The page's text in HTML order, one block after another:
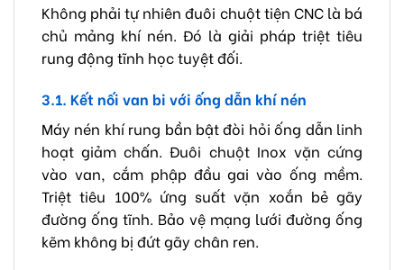
Không phải tự nhiên đuôi chuột tiện CNC là bá
chủ mảng khí nén. Đó là giải pháp triệt tiêu
rung động tĩnh học tuyệt đối.
3.1. Kết nối van bi với ống dẫn khí nén
Máy nén khí rung bần bật đòi hỏi ống dẫn linh
hoạt giảm chấn. Đuôi chuột Inox vặn cứng
vào van, cắm phập đầu gai vào ống mềm.
Triệt tiêu 100% ứng suất vặn xoắn bẻ gãy
đường ống tĩnh. Bảo vệ mạng lưới đường ống
kẽm không bị đứt gãy chân ren.